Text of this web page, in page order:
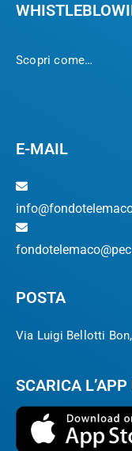
Scopri come…
E-MAIL
POSTA
Via Luigi Bellotti
SCARICA